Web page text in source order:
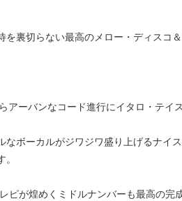
を裏切らない最高のメロー・ディスコ
アーバンなコード進行にイタロ・テイ
なボーカルがジワジワ盛り上げるナイ
。
ピが煌めくミドルナンバーも最高の完